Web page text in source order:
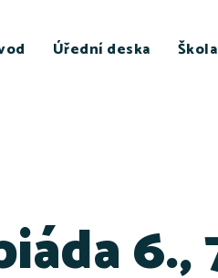
Úřední deska Škola
6.,